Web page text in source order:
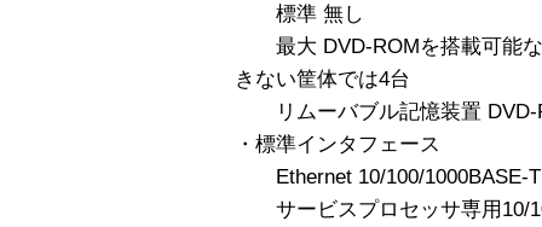
標準 無し
最大 DVD-ROMを搭載可能
きない筐体では4台
リムーバブル記憶装置 DVD-
・標準インタフェース
Ethernet 10/100/1000BASE-T
サービスプロセッサ専用10/